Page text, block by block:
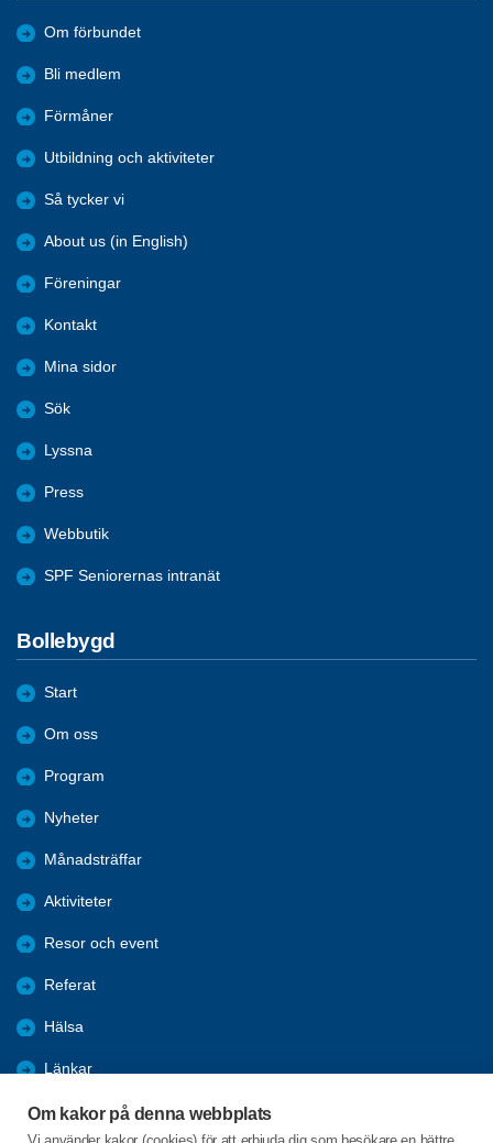
Om kakor på denna webbplats
Om förbundet
Bli medlem
Förmåner
Utbildning och aktiviteter
Så tycker vi
About us (in English)
Föreningar
Kontakt
Mina sidor
Sök
Lyssna
Press
Webbutik
SPF Seniorernas intranät
Bollebygd
Start
Om oss
Program
Nyheter
Månadsträffar
Aktiviteter
Resor och event
Referat
Hälsa
Länkar
Bli medlem